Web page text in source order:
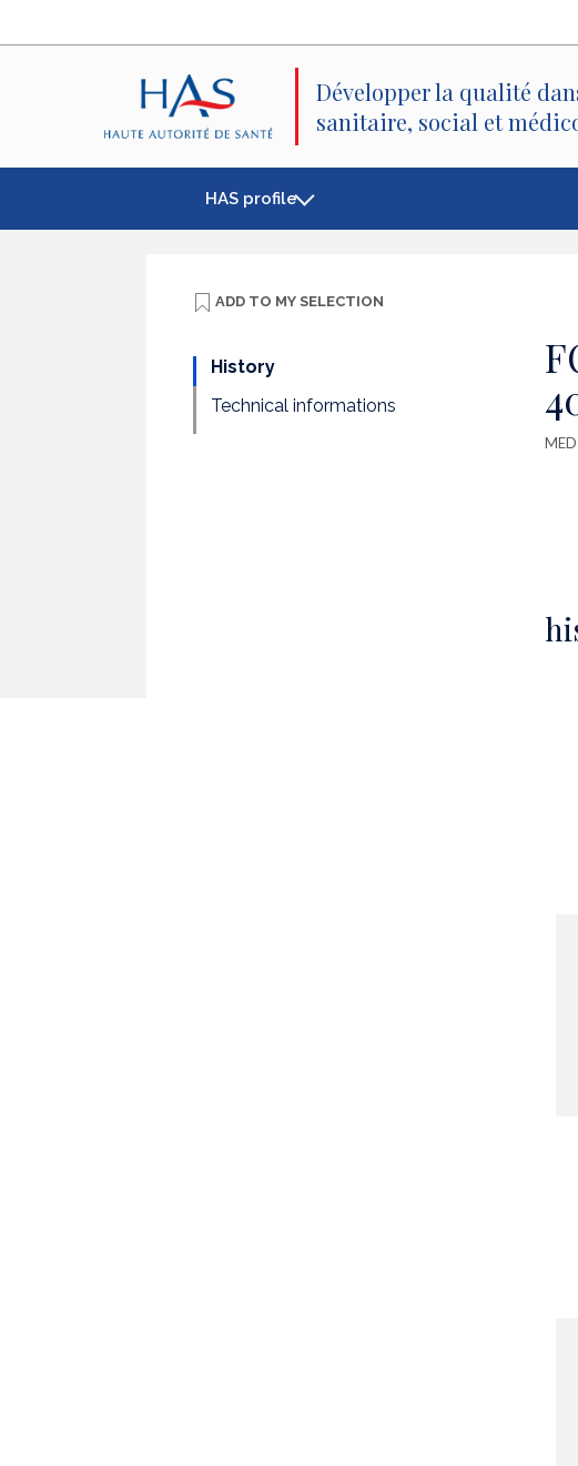
Développer la qualité
sanitaire, social et
HAS profile
ADD TO MY SELECTION
History
Technical informations